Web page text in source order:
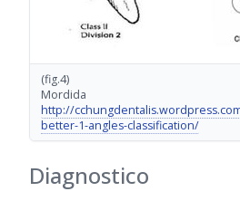
(fig.4)
Mordida
http://
better-1-angles-classification/
Diagnostico